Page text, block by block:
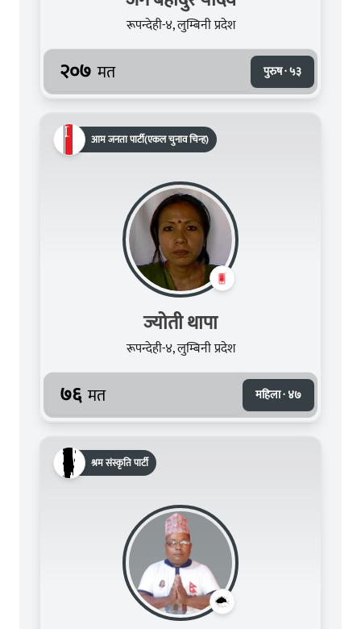
रूपन्देही-४, लुम्बिनी प्रदेश
२०७ मत पुरुष · ५३
आम जनता पार्टी(एकल चुनाव चिन्ह)
ज्योती थापा
रूपन्देही-४, लुम्बिनी प्रदेश
७६ मत महिला · ४७
श्रम संस्कृति पार्टी